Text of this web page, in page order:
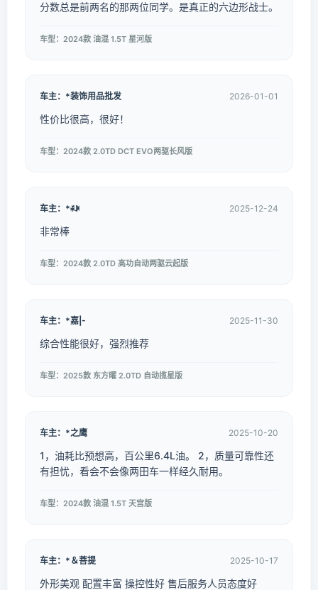
分数总是前两名的那两位同学。是真正的六边形战士。
车型：2024款 油混 1.5T 星河版
车主：*装饰用品批发 2026-01-01
性价比很高，很好！
车型：2024款 2.0TD DCT EVO两驱长风版
车主：*ꋩꐂ 2025-12-24
非常棒
车型：2024款 2.0TD 高功自动两驱云起版
车主：*嘉|- 2025-11-30
综合性能很好，强烈推荐
车型：2025款 东方曜 2.0TD 自动揽星版
车主：*之鹰 2025-10-20
1，油耗比预想高，百公里6.4L油。 2，质量可靠性还
有担忧，看会不会像两田车一样经久耐用。
车型：2024款 油混 1.5T 天宫版
车主：*＆菩提 2025-10-17
外形美观 配置丰富 操控性好 售后服务人员态度好